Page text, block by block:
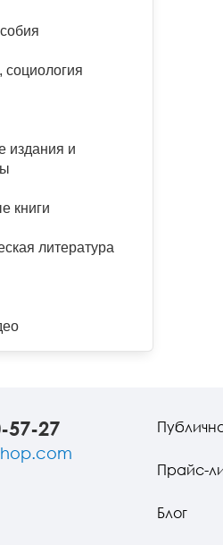
издания и
книги
литература
57-27
Прайс-
Блог